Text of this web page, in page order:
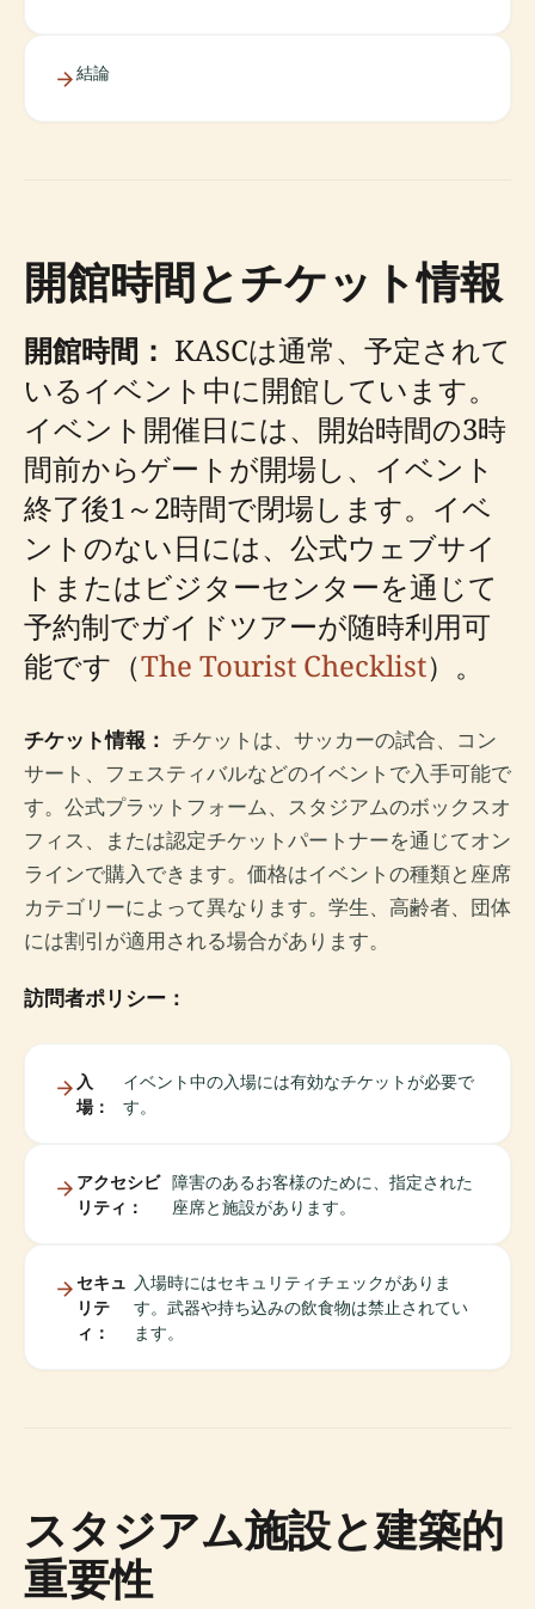
結論
開館時間とチケット情報
開館時間： KASCは通常、予定されて
いるイベント中に開館しています。
イベント開催日には、開始時間の3時
間前からゲートが開場し、イベント
終了後1～2時間で閉場します。イベ
ントのない日には、公式ウェブサイ
トまたはビジターセンターを通じて
予約制でガイドツアーが随時利用可
能です（The Tourist Checklist）。
チケット情報： チケットは、サッカーの試合、コン
サート、フェスティバルなどのイベントで入手可能で
す。公式プラットフォーム、スタジアムのボックスオ
フィス、または認定チケットパートナーを通じてオン
ラインで購入できます。価格はイベントの種類と座席
カテゴリーによって異なります。学生、高齢者、団体
には割引が適用される場合があります。
訪問者ポリシー：
入
場：
イベント中の入場には有効なチケットが必要で
す。
アクセシビ
リティ：
障害のあるお客様のために、指定された
座席と施設があります。
セキュ
リテ
ィ：
入場時にはセキュリティチェックがありま
す。武器や持ち込みの飲食物は禁止されてい
ます。
スタジアム施設と建築的
重要性